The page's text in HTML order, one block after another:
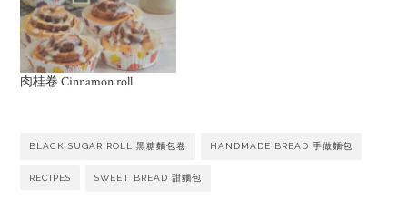
肉桂卷 Cinnamon roll
BLACK SUGAR ROLL 黑糖麵包卷 HANDMADE BREAD 手做麵包
RECIPES SWEET BREAD 甜麵包